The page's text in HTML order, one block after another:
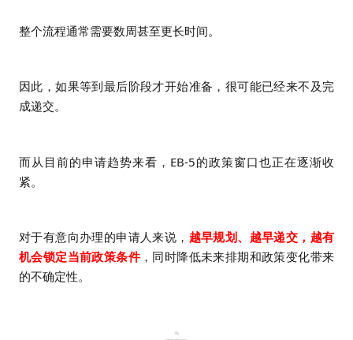
整个流程通常需要数周甚至更长时间。
因此，如果等到最后阶段才开始准备，很可能已经来不及完
成递交。
而从目前的申请趋势来看，EB-5的政策窗口也正在逐渐收
紧。
对于有意向办理的申请人来说， 越早规划、越早递交，越有
机会锁定当前政策条件，同时降低未来排期和政策变化带来
的不确定性。